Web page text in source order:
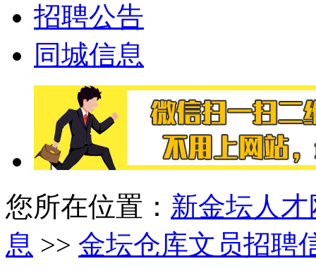
招聘公告
同城信息
您所在位置： 新金坛人才
息 >> 金坛仓库文员招聘